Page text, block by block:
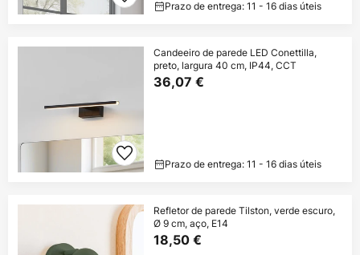
Prazo de entrega: 11 - 16 dias úteis
Candeeiro de parede LED Conettilla,
preto, largura 40 cm, IP44, CCT
36,07 €
Prazo de entrega: 11 - 16 dias úteis
Refletor de parede Tilston, verde escuro,
Ø 9 cm, aço, E14
18,50 €